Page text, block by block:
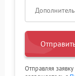
Отправляя